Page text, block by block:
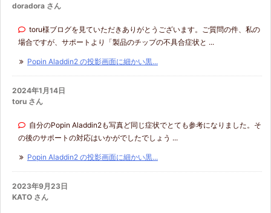
doradora さん
toru様ブログを見ていただきありがとうございます。ご質問の件、私の
場合ですが、サポートより「製品のチップの不具合症状と ...
Popin Aladdin2 の投影画面に細かい黒...
2024年1月14日
toru さん
自分のPopin Aladdin2も写真ど同じ症状でとても参考になりました。そ
の後のサポートの対応はいかがでしたでしょう ...
Popin Aladdin2 の投影画面に細かい黒...
2023年9月23日
KATO さん